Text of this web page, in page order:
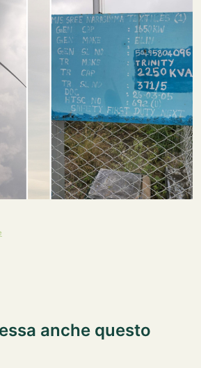
anche questo